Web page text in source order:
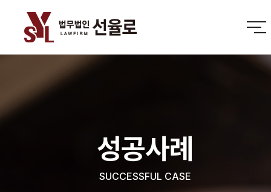
성공사례
SUCCESSFUL CASE